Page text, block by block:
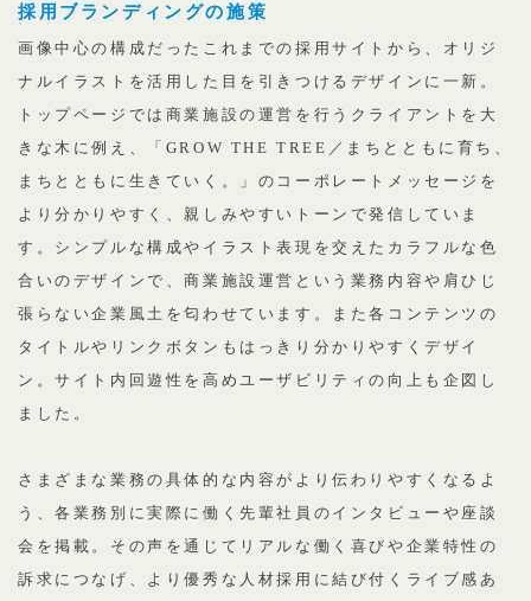
採用ブランディングの施策
画像中心の構成だったこれまでの採用サイトから、オリジ
ナルイラストを活用した目を引きつけるデザインに一新。
トップページでは商業施設の運営を行うクライアントを大
きな木に例え、「GROW THE TREE／まちとともに育ち、
まちとともに生きていく。」のコーポレートメッセージを
より分かりやすく、親しみやすいトーンで発信していま
す。シンプルな構成やイラスト表現を交えたカラフルな色
合いのデザインで、商業施設運営という業務内容や肩ひじ
張らない企業風土を匂わせています。また各コンテンツの
タイトルやリンクボタンもはっきり分かりやすくデザイ
ン。サイト内回遊性を高めユーザビリティの向上も企図し
ました。
さまざまな業務の具体的な内容がより伝わりやすくなるよ
う、各業務別に実際に働く先輩社員のインタビューや座談
会を掲載。その声を通じてリアルな働く喜びや企業特性の
訴求につなげ、より優秀な人材採用に結び付くライブ感あ